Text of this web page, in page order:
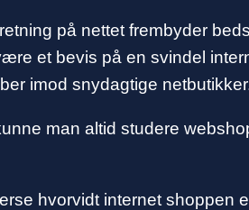
på nettet frembyder
et bevis på en svindel
imod snydagtige
man altid studere
hvorvidt internet